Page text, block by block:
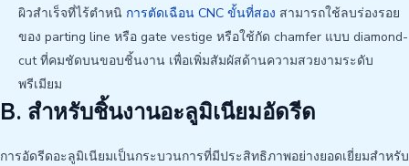
ผิวสำเร็จที่ไร้ตำหนิ การตัดเฉือน CNC ขั้นที่สอง สามารถใช้ลบร่องรอย
ของ parting line หรือ gate vestige หรือใช้กัด chamfer แบบ diamond-
cut ที่คมชัดบนขอบชิ้นงาน เพื่อเพิ่มสัมผัสด้านความสวยงามระดับ
พรีเมียม
B. สำหรับชิ้นงานอะลูมิเนียมอัดรีด
การอัดรีดอะลูมิเนียมเป็นกระบวนการที่มีประสิทธิภาพอย่างยอดเยี่ยมสำหรับ